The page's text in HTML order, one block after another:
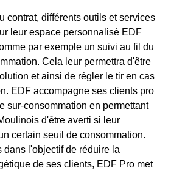
contrat, différents outils et services
leur espace personnalisé EDF
par exemple un suivi au fil du
Cela leur permettra d'être
et ainsi de régler le tir en cas
EDF accompagne ses clients pro
sur-consommation en permettant
d'être averti si leur
certain seuil de consommation.
dans l'objectif de réduire la
de ses clients, EDF Pro met